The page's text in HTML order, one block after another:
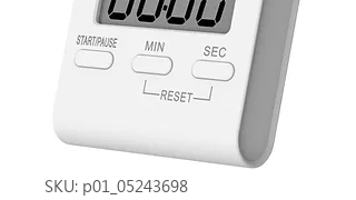
SKU: p01_05243698